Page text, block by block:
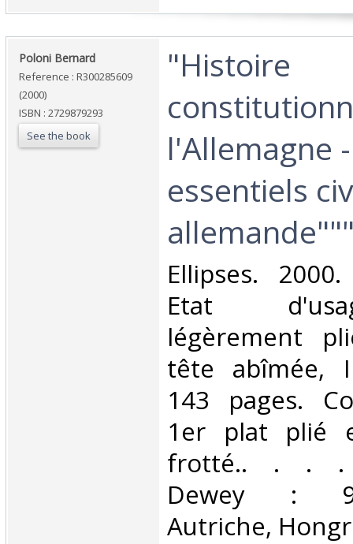
‎Poloni Bernard‎
Reference : R300285609
(2000)
ISBN : 2729879293
See the book
‎"Histoire
l'Allemagne
essentiels
‎Ellipses.
Etat
légèrement
tête abîmée,
143 pages.
1er plat plié
frotté.. . . .
Dewey :
Autriche,